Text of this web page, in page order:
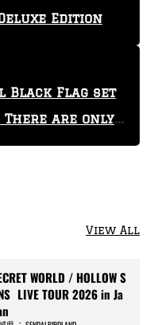
Edition
Black Flag set
are only
View All
WORLD / HOLLOW S
LIVE TOUR 2026 in Ja